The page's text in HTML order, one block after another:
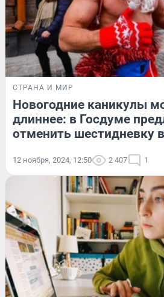
СТРАНА И МИР
Новогодние каникулы
длиннее: в Госдуме
отменить шестидневку
12 ноября, 2024, 12:50 2 407 1